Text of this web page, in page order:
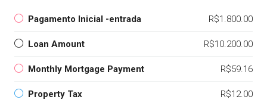
Pagamento Inicial -entrada R$1.800.00
Loan Amount R$10.200.00
Monthly Mortgage Payment R$59.16
Property Tax R$12.00